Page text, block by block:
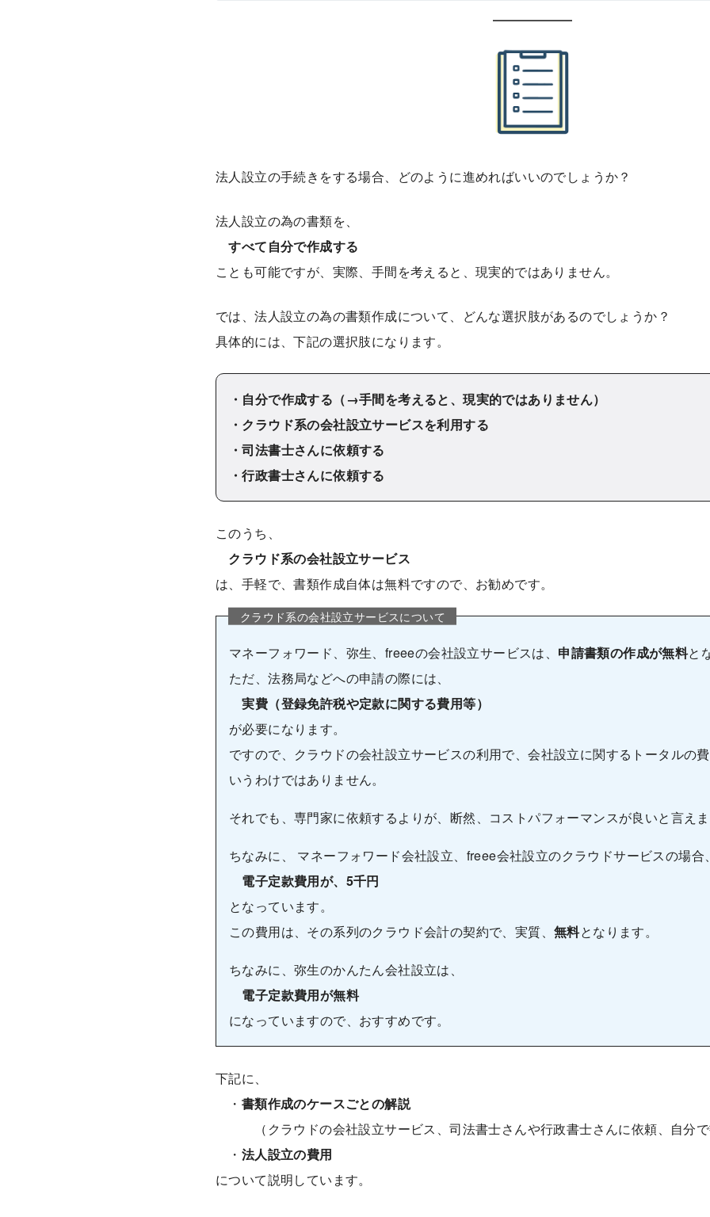
法人設立の手続きをする場合、どのように進めればいいのでしょうか？
法人設立の為の書類を、
すべて自分で作成する
ことも可能ですが、実際、手間を考えると、現実的ではありません。
では、法人設立の為の書類作成について、どんな選択肢があるのでしょうか？
具体的には、下記の選択肢になります。
・自分で作成する（→手間を考えると、現実的ではありません）
・クラウド系の会社設立サービスを利用する
・司法書士さんに依頼する
・行政書士さんに依頼する
このうち、
クラウド系の会社設立サービス
は、手軽で、書類作成自体は無料ですので、お勧めです。
クラウド系の会社設立サービスについて
マネーフォワード、弥生、freeeの会社設立サービスは、 申請書類の作成が無料と
ただ、法務局などへの申請の際には、
実費（登録免許税や定款に関する費用等）
が必要になります。
ですので、クラウドの会社設立サービスの利用で、会社設立に関するトータルの
いうわけではありません。
それでも、専門家に依頼するよりが、断然、コストパフォーマンスが良いと言え
ちなみに、 マネーフォワード会社設立、freee会社設立のクラウドサービスの場合
電子定款費用が、5千円
となっています。
この費用は、その系列のクラウド会計の契約で、実質、 無料となります。
ちなみに、弥生のかんたん会社設立は、
電子定款費用が無料
になっていますので、おすすめです。
下記に、
・ 書類作成のケースごとの解説
（クラウドの会社設立サービス、司法書士さんや行政書士さんに依頼、自分で
・ 法人設立の費用
について説明しています。